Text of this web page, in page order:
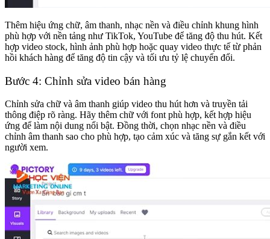
Thêm hiệu ứng chữ, âm thanh, nhạc nền và điều chỉnh khung hình
phù hợp với nền tảng như TikTok, YouTube để tăng độ thu hút. Kết
hợp video stock, hình ảnh phù hợp hoặc quay video thực tế từ phản
hồi khách hàng để tăng độ tin cậy và tối ưu tỷ lệ chuyển đổi.
Bước 4: Chỉnh sửa video bán hàng
Chỉnh sửa chữ và âm thanh giúp video thu hút hơn và truyền tải
thông điệp rõ ràng. Hãy thêm chữ với font phù hợp, kết hợp hiệu
ứng để làm nội dung nổi bật. Đồng thời, chọn nhạc nền và điều
chỉnh âm thanh sao cho phù hợp, tạo cảm xúc và tăng sự gắn kết với
người xem.